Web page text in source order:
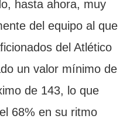
hasta ahora, muy
del equipo al que
del Atlético
un valor mínimo de
de 143, lo que
68% en su ritmo